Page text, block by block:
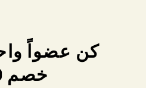
كن عضواً
خصم 10٪